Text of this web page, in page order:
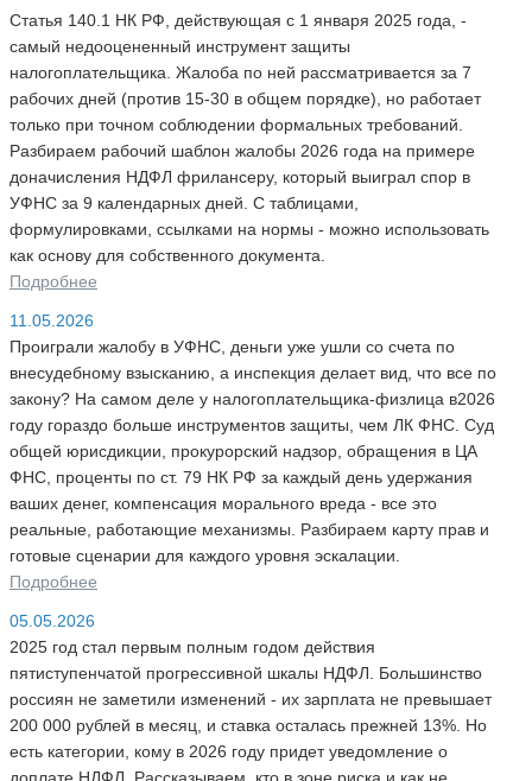
Статья 140.1 НК РФ, действующая с 1 января 2025 года, -
самый недооцененный инструмент защиты
налогоплательщика. Жалоба по ней рассматривается за 7
рабочих дней (против 15-30 в общем порядке), но работает
только при точном соблюдении формальных требований.
Разбираем рабочий шаблон жалобы 2026 года на примере
доначисления НДФЛ фрилансеру, который выиграл спор в
УФНС за 9 календарных дней. С таблицами,
формулировками, ссылками на нормы - можно использовать
как основу для собственного документа.
Подробнее
11.05.2026
Проиграли жалобу в УФНС, деньги уже ушли со счета по
внесудебному взысканию, а инспекция делает вид, что все по
закону? На самом деле у налогоплательщика-физлица в2026
году гораздо больше инструментов защиты, чем ЛК ФНС. Суд
общей юрисдикции, прокурорский надзор, обращения в ЦА
ФНС, проценты по ст. 79 НК РФ за каждый день удержания
ваших денег, компенсация морального вреда - все это
реальные, работающие механизмы. Разбираем карту прав и
готовые сценарии для каждого уровня эскалации.
Подробнее
05.05.2026
2025 год стал первым полным годом действия
пятиступенчатой прогрессивной шкалы НДФЛ. Большинство
россиян не заметили изменений - их зарплата не превышает
200 000 рублей в месяц, и ставка осталась прежней 13%. Но
есть категории, кому в 2026 году придет уведомление о
доплате НДФЛ. Рассказываем, кто в зоне риска и как не